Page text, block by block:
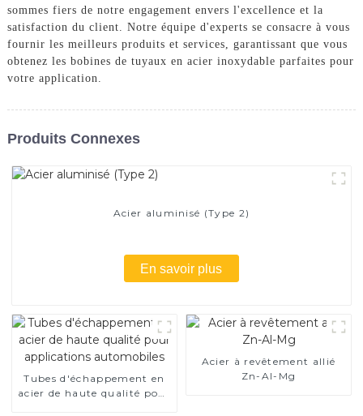
sommes fiers de notre engagement envers l'excellence et la
satisfaction du client. Notre équipe d'experts se consacre à vous
fournir les meilleurs produits et services, garantissant que vous
obtenez les bobines de tuyaux en acier inoxydable parfaites pour
votre application.
Produits Connexes
Acier aluminisé (Type 2)
En savoir plus
Tubes d'échappement en
acier de haute qualité pour
Acier à revêtement allié
Zn-Al-Mg